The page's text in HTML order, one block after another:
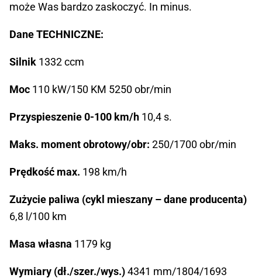
może Was bardzo zaskoczyć. In minus.
Dane TECHNICZNE:
Silnik 1332 ccm
Moc 110 kW/150 KM 5250 obr/min
Przyspieszenie 0-100 km/h 10,4 s.
Maks. moment obrotowy/obr: 250/1700 obr/min
Prędkość max. 198 km/h
Zużycie paliwa (cykl mieszany – dane producenta)
6,8 l/100 km
Masa własna 1179 kg
Wymiary (dł./szer./wys.)4341 mm/1804/1693